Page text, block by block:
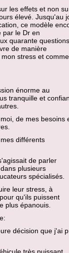
les effets et non
élevé. Jusqu'au
ce modèle
par le Dr en
quarante
de manière
stress et
énorme au
tranquille et
de mes besoins
différents
de parler
plusieurs
spécialisés.
leur stress, à
qu'ils puissent
plus épanouis.
décision que j'ai